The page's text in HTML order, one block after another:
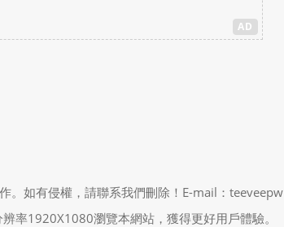
AD
。如有侵權，請聯系我們刪除！E-mail：
率1920X1080瀏覽本網站，獲得更好用戶體驗。